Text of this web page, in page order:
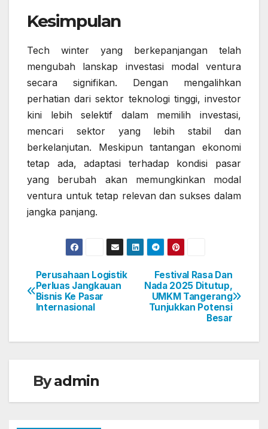
Kesimpulan
Tech winter yang berkepanjangan telah
mengubah lanskap investasi modal ventura
secara signifikan. Dengan mengalihkan
perhatian dari sektor teknologi tinggi, investor
kini lebih selektif dalam memilih investasi,
mencari sektor yang lebih stabil dan
berkelanjutan. Meskipun tantangan ekonomi
tetap ada, adaptasi terhadap kondisi pasar
yang berubah akan memungkinkan modal
ventura untuk tetap relevan dan sukses dalam
jangka panjang.
Navigasi
pos
Festival Rasa Dan
Nada 2025 Ditutup,
UMKM Tangerang
Tunjukkan Potensi
Besar
Perusahaan Logistik
Perluas Jangkauan
Bisnis Ke Pasar
Internasional
Byadmin